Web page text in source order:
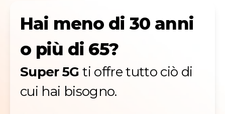
Hai meno di 30 anni
o più di 65?
Super 5G ti offre tutto ciò di
cui hai bisogno.